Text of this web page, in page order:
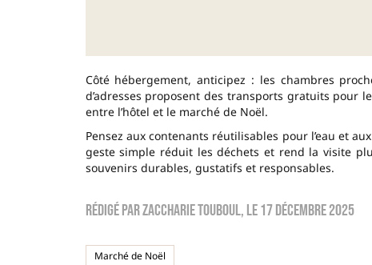
Côté hébergement, anticipez : les chambres
d’adresses proposent des transports gratuits pour
entre l’hôtel et le marché de Noël.
Pensez aux contenants réutilisables pour l’eau et
geste simple réduit les déchets et rend la visite
souvenirs durables, gustatifs et responsables.
Rédigé parzaccharie touboul, le17 décembre 2025
Marché de Noël